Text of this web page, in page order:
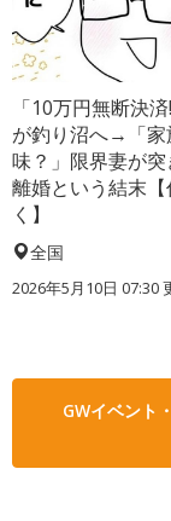
「10万円無断決
が釣り沼へ→「家
味？」限界妻が突
離婚という結末
く】
全国
2026年5月10日 07:30
GWイベント